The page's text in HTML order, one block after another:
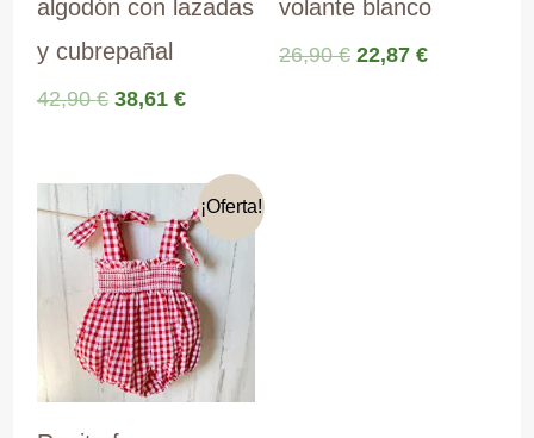
algodón con lazadas
y cubrepañal
42,90€ El
era:
42,90 €.
38,61 €El
es:
38,61 €.
volante blanco
26,90€ El
22,87 €El
¡Oferta!